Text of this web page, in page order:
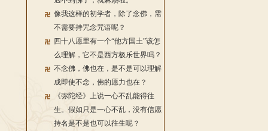
像我这样的初学者，除了念佛，需
不需要持咒念咒语呢？
四十八愿里有一个“他方国土”该怎
么理解，它不是西方极乐世界吗？
不念佛，佛也在，是不是可以理解
成即使不念，佛的愿力也在？
《弥陀经》上说一心不乱能得往
生。假如只是一心不乱，没有信愿
持名是不是也可以往生呢？